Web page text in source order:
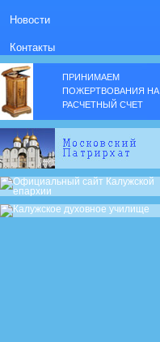
Новости
Контакты
ПРИНИМАЕМ
ПОЖЕРТВОВАНИЯ НА
РАСЧЕТНЫЙ СЧЕТ